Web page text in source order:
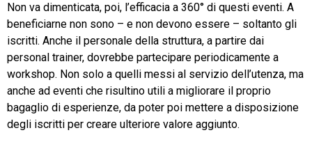
Non va dimenticata, poi, l’efficacia a 360° di questi eventi. A
beneficiarne non sono – e non devono essere – soltanto gli
iscritti. Anche il personale della struttura, a partire dai
personal trainer, dovrebbe partecipare periodicamente a
workshop. Non solo a quelli messi al servizio dell’utenza, ma
anche ad eventi che risultino utili a migliorare il proprio
bagaglio di esperienze, da poter poi mettere a disposizione
degli iscritti per creare ulteriore valore aggiunto.